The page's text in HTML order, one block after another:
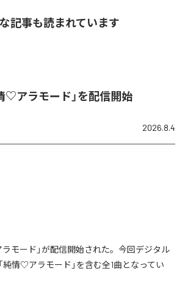
記事も読まれています
♡アラモード」を配信開始
2026.8.4
ラモード」が配信開始された。今回デジタル
純情♡アラモード」を含む全1曲となってい